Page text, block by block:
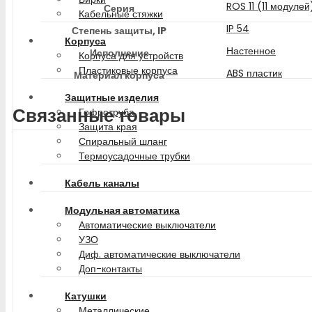
Кабельные стяжки
Корпуса
Корпуса для устройств
Пластиковые корпуса
Защитные изделия
Гофротруба
Защита края
Спиральный шланг
Термоусадочные трубки
Кабель каналы
Модульная автоматика
Автоматические выключатели
УЗО
Диф. автоматические выключатели
Доп-контакты
Катушки
Серия
ROS 11 (11
Степень защиты, IP
IP 54
Исполнение
Настенное
Материал корпуса
ABS пластик
Связанные товары